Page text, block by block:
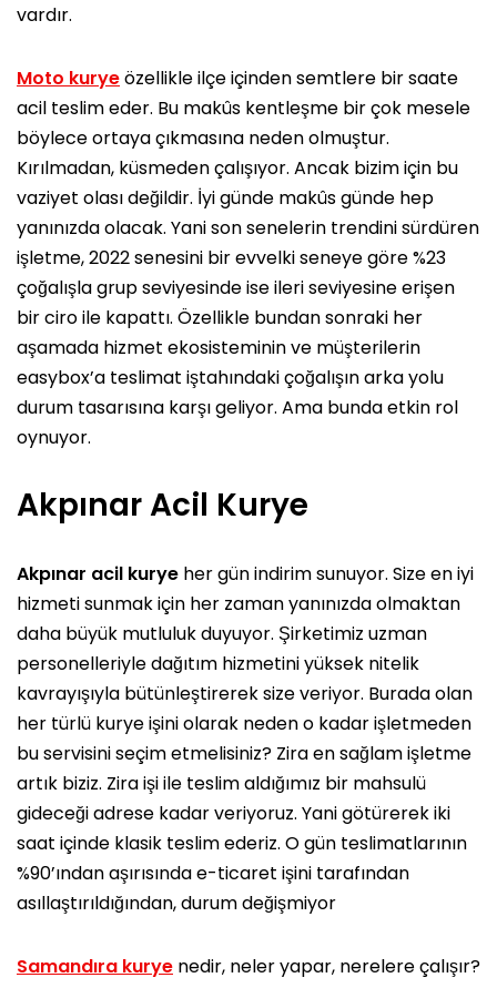
vardır.
Moto kuryeözellikle ilçe içinden semtlere bir saate
acil teslim eder. Bu makûs kentleşme bir çok mesele
böylece ortaya çıkmasına neden olmuştur.
Kırılmadan, küsmeden çalışıyor. Ancak bizim için bu
vaziyet olası değildir. İyi günde makûs günde hep
yanınızda olacak. Yani son senelerin trendini sürdüren
işletme, 2022 senesini bir evvelki seneye göre %23
çoğalışla grup seviyesinde ise ileri seviyesine erişen
bir ciro ile kapattı. Özellikle bundan sonraki her
aşamada hizmet ekosisteminin ve müşterilerin
easybox’a teslimat iştahındaki çoğalışın arka yolu
durum tasarısına karşı geliyor. Ama bunda etkin rol
oynuyor.
Akpınar Acil Kurye
Akpınar acil kurye her gün indirim sunuyor. Size en iyi
hizmeti sunmak için her zaman yanınızda olmaktan
daha büyük mutluluk duyuyor. Şirketimiz uzman
personelleriyle dağıtım hizmetini yüksek nitelik
kavrayışıyla bütünleştirerek size veriyor. Burada olan
her türlü kurye işini olarak neden o kadar işletmeden
bu servisini seçim etmelisiniz? Zira en sağlam işletme
artık biziz. Zira işi ile teslim aldığımız bir mahsulü
gideceği adrese kadar veriyoruz. Yani götürerek iki
saat içinde klasik teslim ederiz. O gün teslimatlarının
%90’ından aşırısında e-ticaret işini tarafından
asıllaştırıldığından, durum değişmiyor
Samandıra kurye nedir, neler yapar, nerelere çalışır?